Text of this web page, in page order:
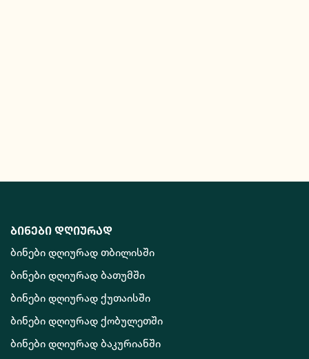
ბინები დღიურად
ბინები დღიურად თბილისში
ბინები დღიურად ბათუმში
ბინები დღიურად ქუთაისში
ბინები დღიურად ქობულეთში
ბინები დღიურად ბაკურიანში